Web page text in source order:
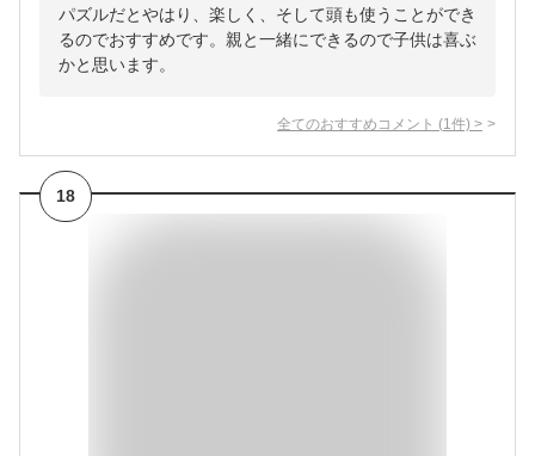
パズルだとやはり、楽しく、そして頭も使うことができ
るのでおすすめです。親と一緒にできるので子供は喜ぶ
かと思います。
全てのおすすめコメント (1 件) >
18